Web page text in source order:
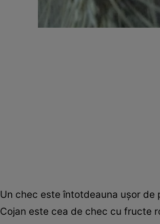
Un chec este întotdeauna uşor
Cojan este cea de chec cu fructe